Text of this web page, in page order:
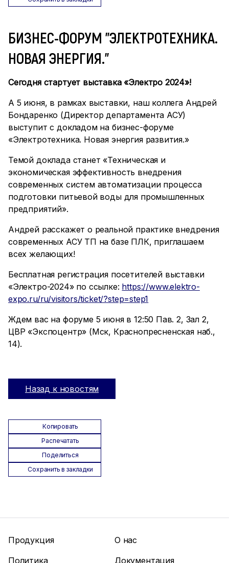
БИЗНЕС-ФОРУМ "ЭЛЕКТРОТЕХНИКА.
НОВАЯ ЭНЕРГИЯ."
Сегодня стартует выставка «Электро 2024»!
А 5 июня, в рамках выставки, наш коллега Андрей
Бондаренко (Директор департамента АСУ)
выступит с докладом на бизнес-форуме
«Электротехника. Новая энергия развития.»
Темой доклада станет «Техническая и
экономическая эффективность внедрения
современных систем автоматизации процесса
подготовки питьевой воды для промышленных
предприятий».
Андрей расскажет о реальной практике внедрения
современных АСУ ТП на базе ПЛК, приглашаем
всех желающих!
Бесплатная регистрация посетителей выставки
«Электро-2024» по ссылке: https://www.elektro-
expo.ru/ru/visitors/ticket/?step=step1
Ждем вас на форуме 5 июня в 12:50 Пав. 2, Зал 2,
ЦВР «Экспоцентр» (Мск, Краснопресненская наб.,
14).
Назад к новостям
Копировать
Распечатать
Поделиться
Сохранить в закладки
Продукция
О нас
Политика
Документация